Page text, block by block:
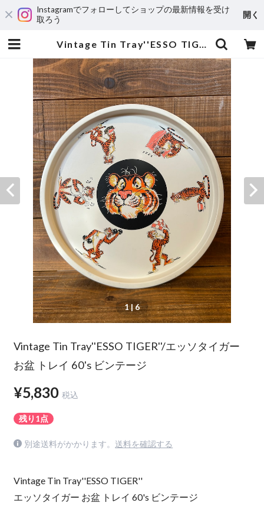
Instagramでフォローしてショップの最新情報を受け
取ろう
開く
Vintage Tin Tray''ESSO TIGER''/エッソタイガー お盆 トレイ 60's ビンテージ | MOTORROCK KUSTOMSHOP ”FU’Z KORNER”
1| 6
Vintage Tin Tray''ESSO TIGER''/エッソタイガー
お盆 トレイ 60's ビンテージ
¥5,830 税込
残り1点
別途送料がかかります。 送料を確認する
Vintage Tin Tray''ESSO TIGER''
エッソタイガー お盆 トレイ 60's ビンテージ